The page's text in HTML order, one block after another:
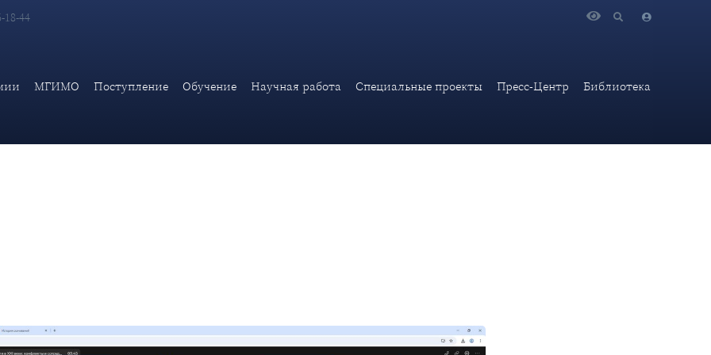
18-44
МГИМО Поступление Обучение Научная работа Специальные проекты Пресс-Центр Библиотека